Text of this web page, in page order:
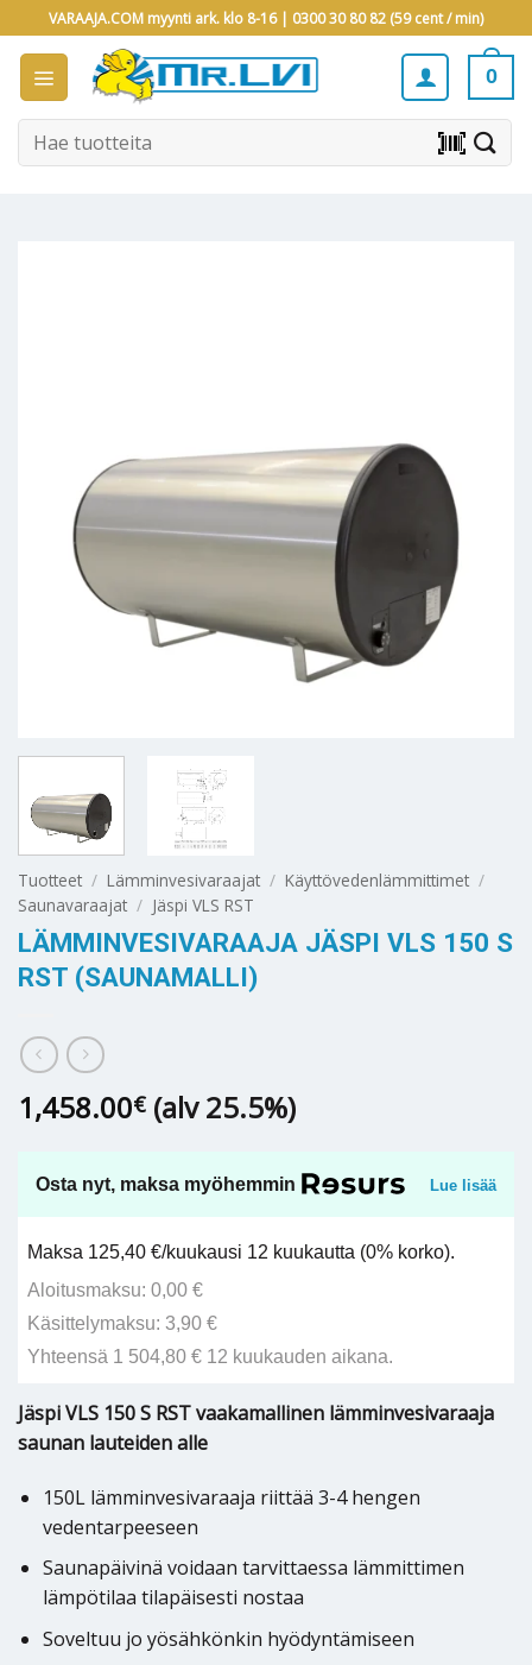
to
content
VARAAJA.COM myynti ark. klo 8-16 | 0300 30 80 82 (59 cent / min)
0
Etsi: barcode_scanner
Tuotteet / Lämminvesivaraajat / Käyttövedenlämmittimet /
Saunavaraajat / Jäspi VLS RST
LÄMMINVESIVARAAJA JÄSPI VLS 150 S
RST (SAUNAMALLI)
1,458.00€ (alv 25.5%)
Osta nyt, maksa myöhemmin Lue lisää
Maksa 125,40 €/kuukausi 12 kuukautta (0% korko).
Aloitusmaksu: 0,00 €
Käsittelymaksu: 3,90 €
Yhteensä 1 504,80 € 12 kuukauden aikana.
Jäspi VLS 150 S RST vaakamallinen lämminvesivaraaja
saunan lauteiden alle
150L lämminvesivaraaja riittää 3-4 hengen
vedentarpeeseen
Saunapäivinä voidaan tarvittaessa lämmittimen
lämpötilaa tilapäisesti nostaa
Soveltuu jo yösähkönkin hyödyntämiseen